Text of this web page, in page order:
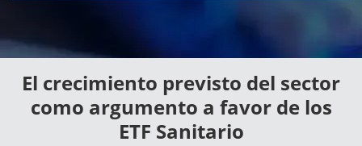
El crecimiento previsto del sector
como argumento a favor de los
ETF Sanitario